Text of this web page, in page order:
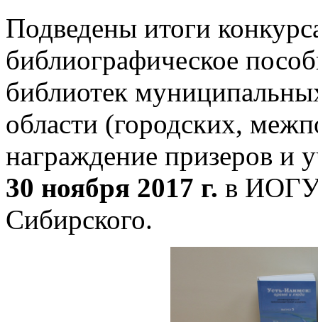
Подведены итоги
библиографическое
библиотек
области (городских,
награждение призеров и
30 ноября 2017 г. в
Сибирского.